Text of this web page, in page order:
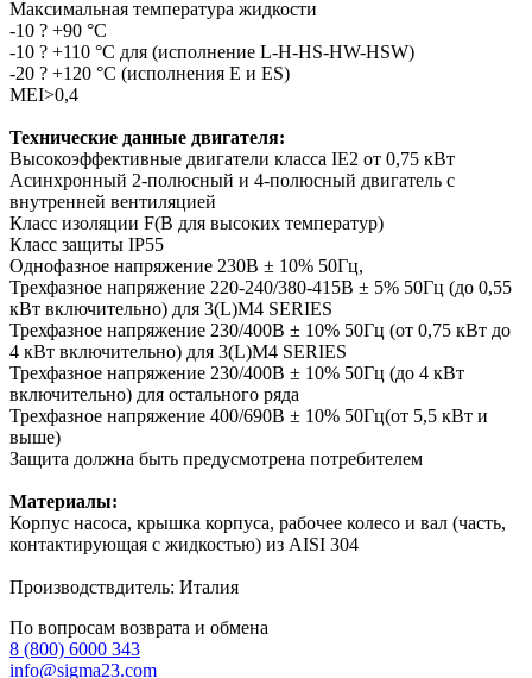
Максимальная температура жидкости
-10 ? +90 °C
-10 ? +110 °C для (исполнение L-H-HS-HW-HSW)
-20 ? +120 °C (исполнения E и ES)
MEI>0,4
Технические данные двигателя:
Высокоэффективные двигатели класса IE2 от 0,75 кВт
Асинхронный 2-полюсный и 4-полюсный двигатель с
внутренней вентиляцией
Класс изоляции F(В для высоких температур)
Класс защиты IP55
Однофазное напряжение 230В ± 10% 50Гц,
Трехфазное напряжение 220-240/380-415В ± 5% 50Гц (до 0,55
кВт включительно) для 3(L)M4 SERIES
Трехфазное напряжение 230/400В ± 10% 50Гц (от 0,75 кВт до
4 кВт включительно) для 3(L)M4 SERIES
Трехфазное напряжение 230/400В ± 10% 50Гц (до 4 кВт
включительно) для остального ряда
Трехфазное напряжение 400/690В ± 10% 50Гц(от 5,5 кВт и
выше)
Защита должна быть предусмотрена потребителем
Материалы:
Корпус насоса, крышка корпуса, рабочее колесо и вал (часть,
контактирующая с жидкостью) из AISI 304
Производствдитель: Италия
По вопросам возврата и обмена
8 (800) 6000 343
info@sigma23.com